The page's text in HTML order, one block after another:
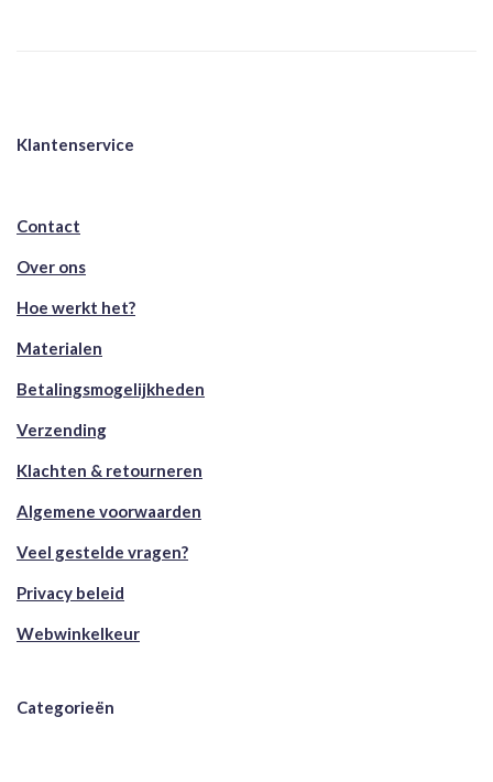
Klantenservice
Contact
Over ons
Hoe werkt het?
Materialen
Betalingsmogelijkheden
Verzending
Klachten & retourneren
Algemene voorwaarden
Veel gestelde vragen?
Privacy beleid
Webwinkelkeur
Categorieën